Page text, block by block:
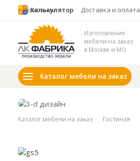
Изготовление
мебели на заказ
в Москве и МО
Каталог мебели на заказ
О компании Доставка и оплата
Калькулятор
Каталог мебели на заказ Гостиная